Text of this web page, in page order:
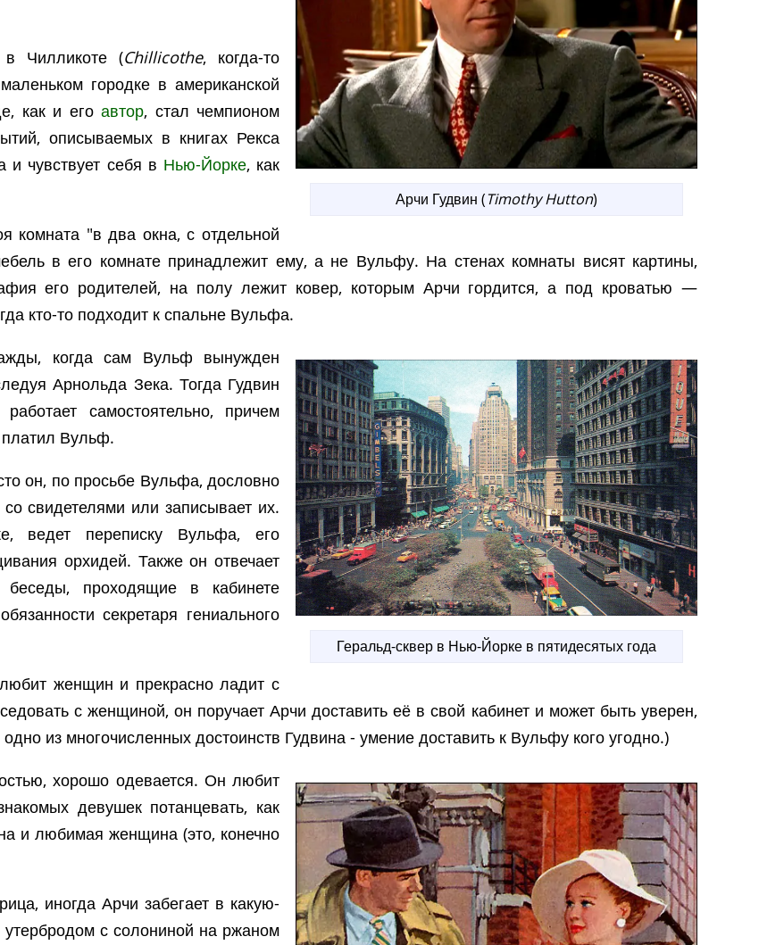
Арчи Гудвин (Timothy Hutton)
в Чилликоте (Chillicothe, когда-то
городке в американской
как и его автор, стал чемпионом
описываемых в книгах Рекса
чувствует себя в Нью-Йорке, как
комната "в два окна, с отдельной
в его комнате принадлежит ему, а не Вульфу. На стенах комнаты висят картины,
его родителей, на полу лежит ковер, которым Арчи гордится, а под кроватью —
кто-то подходит к спальне Вульфа.
Геральд-сквер в Нью-Йорке в пятидесятых года
когда сам Вульф вынужден
Арнольда Зека. Тогда Гудвин
самостоятельно, причем
платил Вульф.
он, по просьбе Вульфа, дословно
свидетелями или записывает их.
ведет переписку Вульфа, его
орхидей. Также он отвечает
беседы, проходящие в кабинете
секретаря гениального
женщин и прекрасно ладит с
с женщиной, он поручает Арчи доставить её в свой кабинет и может быть уверен,
из многочисленных достоинств Гудвина - умение доставить к Вульфу кого угодно.)
хорошо одевается. Он любит
девушек потанцевать, как
и любимая женщина (это, конечно
иногда Арчи забегает в какую-
утербродом с солониной на ржаном